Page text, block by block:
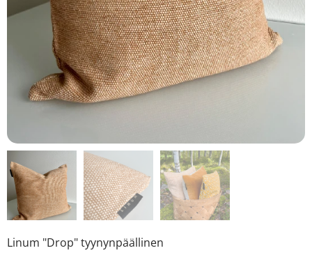
Linum "Drop" tyynynpäällinen